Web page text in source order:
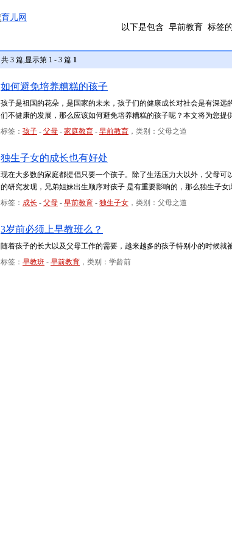
以下是包含 早前教育 标签
共 3 篇,显示第 1 - 3 篇 1
如何避免培养糟糕的孩子
孩子是祖国的花朵，是国家的未来，孩子们的健康成长对社会是有深
们不健康的发展，那么应该如何避免培养糟糕的孩子呢？本文将为您提
标签： 孩子 - 父母 - 家庭教育 - 早前教育 ，类别：父母之道
独生子女的成长也有好处
现在大多数的家庭都提倡只要一个孩子。除了生活压力大以外，父母
的研究发现，兄弟姐妹出生顺序对孩子 是有重要影响的，那么独生子女
标签： 成长 - 父母 - 早前教育 - 独生子女 ，类别：父母之道
3岁前必须上早教班么？
随着孩子的长大以及父母工作的需要，越来越多的孩子特别小的时候就
标签： 早教班 - 早前教育 ，类别：学龄前